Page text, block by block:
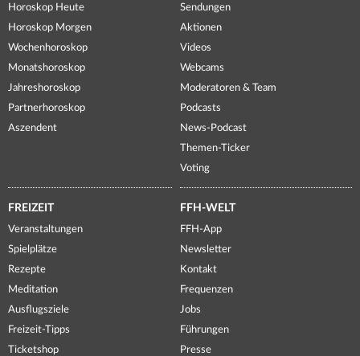
Horoskop Heute
Horoskop Morgen
Wochenhoroskop
Monatshoroskop
Jahreshoroskop
Partnerhoroskop
Aszendent
Sendungen
Aktionen
Videos
Webcams
Moderatoren & Team
Podcasts
News-Podcast
Themen-Ticker
Voting
FREIZEIT
Veranstaltungen
Spielplätze
Rezepte
Meditation
Ausflugsziele
Freizeit-Tipps
Ticketshop
FFH-WELT
FFH-App
Newsletter
Kontakt
Frequenzen
Jobs
Führungen
Presse